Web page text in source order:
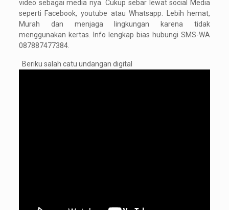
video sebagai media nya. Cukup sebar lewat social Media
seperti Facebook, youtube atau Whatsapp. Lebih hemat,
Murah dan menjaga lingkungan karena tidak
menggunakan kertas. Info lengkap bias hubungi SMS-WA
087887477384.
Beriku salah catu undangan digital